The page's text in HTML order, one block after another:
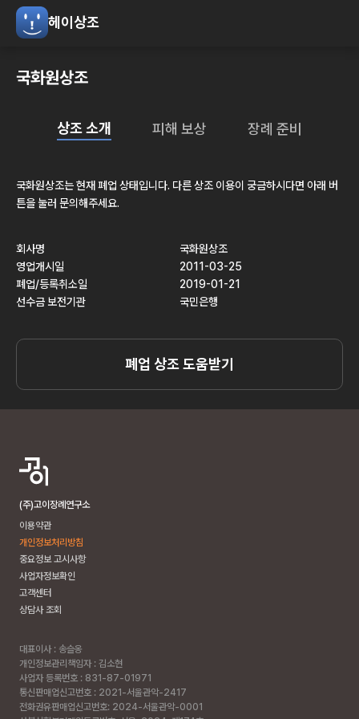
헤이상조
국화원상조
상조 소개 피해 보상 장례 준비
국화원상조는 현재 폐업 상태입니다. 다른 상조 이용이 궁금하시다면 아래 버
튼을 눌러 문의해주세요.
회사명
국화원상조
영업개시일
2011-03-25
폐업/등록취소일
2019-01-21
선수금 보전기관
국민은행
폐업 상조 도움받기
(주)고이장례연구소
이용약관
개인정보처리방침
중요정보 고시사항
사업자정보확인
고객센터
상담사 조회
대표이사 : 송슬옹
개인정보관리책임자 : 김소현
사업자 등록번호 : 831-87-01971
통신판매업신고번호 : 2021-서울관악-2417
전화권유판매업신고번호: 2024-서울관악-0001